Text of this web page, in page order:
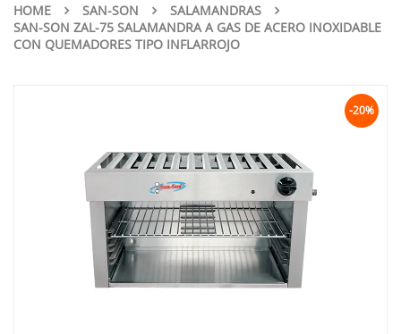
HOME SAN-SON
SALAMANDRAS
SAN-SON ZAL-75 SALAMANDRA A GAS DE ACERO INOXIDABLE
CON QUEMADORES TIPO INFLARROJO
-20%